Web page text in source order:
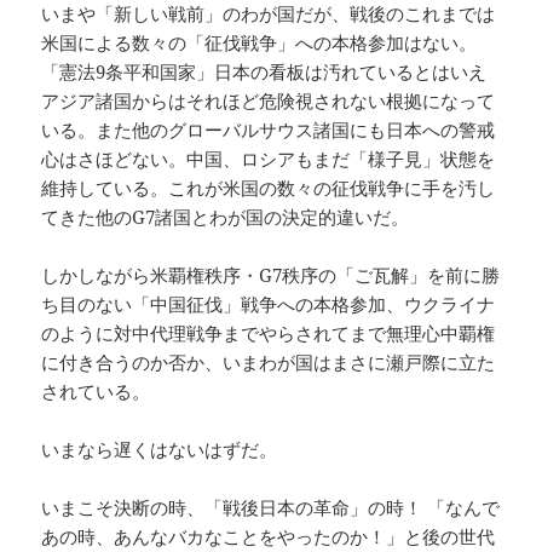
いまや「新しい戦前」のわが国だが、戦後のこれまでは
米国による数々の「征伐戦争」への本格参加はない。
「憲法9条平和国家」日本の看板は汚れているとはいえ
アジア諸国からはそれほど危険視されない根拠になって
いる。また他のグローバルサウス諸国にも日本への警戒
心はさほどない。中国、ロシアもまだ「様子見」状態を
維持している。これが米国の数々の征伐戦争に手を汚し
てきた他のG7諸国とわが国の決定的違いだ。
しかしながら米覇権秩序・G7秩序の「ご瓦解」を前に勝
ち目のない「中国征伐」戦争への本格参加、ウクライナ
のように対中代理戦争までやらされてまで無理心中覇権
に付き合うのか否か、いまわが国はまさに瀬戸際に立た
されている。
いまなら遅くはないはずだ。
いまこそ決断の時、「戦後日本の革命」の時！ 「なんで
あの時、あんなバカなことをやったのか！」と後の世代